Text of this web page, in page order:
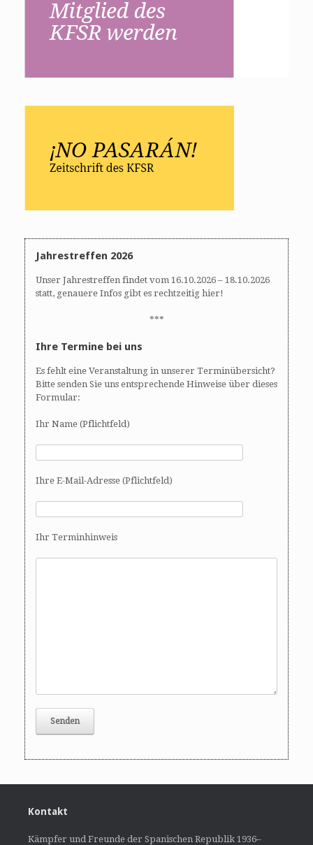
Jahrestreffen 2026
Unser Jahrestreffen findet vom 16.10.2026 – 18.10.2026
statt, genauere Infos gibt es rechtzeitig hier!
***
Ihre Termine bei uns
Es fehlt eine Veranstaltung in unserer Terminübersicht?
Bitte senden Sie uns entsprechende Hinweise über dieses
Formular:
Ihr Name (Pflichtfeld)
Ihre E-Mail-Adresse (Pflichtfeld)
Ihr Terminhinweis
Kontakt
Kämpfer und Freunde der Spanischen Republik 1936–